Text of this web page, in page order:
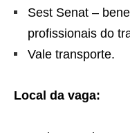
Sest Senat –
profissionais do
Vale transporte.
Local da vaga: